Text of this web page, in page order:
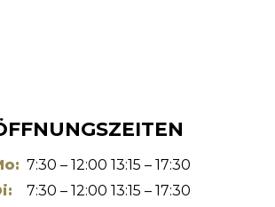
7:30 – 12:00 13:15 – 17:30
7:30 – 12:00 13:15 – 17:30